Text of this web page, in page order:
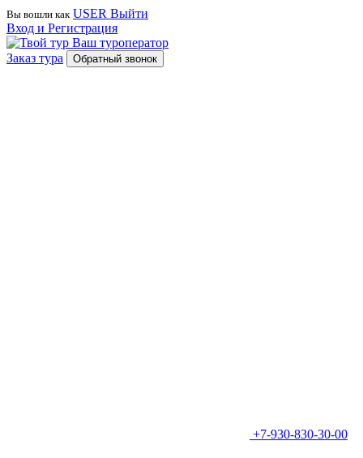
Вы вошли как USER Выйти
Вход и Регистрация
Ваш туроператор
Заказ тура
Обратный звонок
+7-930-830-30-00